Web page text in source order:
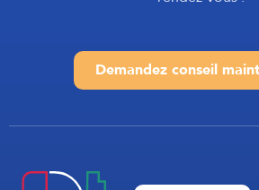
Demandez conseil